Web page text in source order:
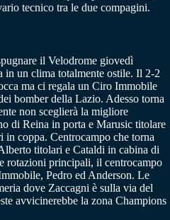
tecnico tra le due compagini.
il Velodrome giovedì
un clima totalmente ostile. Il 2-2
ma ci regala un Ciro Immobile
bomber della Lazio. Adesso torna
non sceglierà la migliore
di Reina in porta e Marusic titolare
coppa. Centrocampo che torna
titolari e Cataldi in cabina di
rotazioni principali, il centrocampo
Pedro ed Anderson. Le
dove Zaccagni è sulla via del
avvicinerebbe la zona Champions